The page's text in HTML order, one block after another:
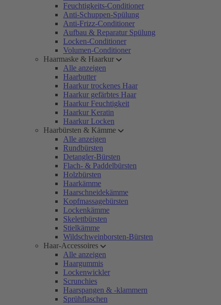
Feuchtigkeits-Conditioner
Anti-Schuppen-Spülung
Anti-Frizz-Conditioner
Aufbau & Reparatur Spülung
Locken-Conditioner
Volumen-Conditioner
Haarmaske & Haarkur
Alle anzeigen
Haarbutter
Haarkur trockenes Haar
Haarkur gefärbtes Haar
Haarkur Feuchtigkeit
Haarkur Keratin
Haarkur Locken
Haarbürsten & Kämme
Alle anzeigen
Rundbürsten
Detangler-Bürsten
Flach- & Paddelbürsten
Holzbürsten
Haarkämme
Haarschneidekämme
Kopfmassagebürsten
Lockenkämme
Skelettbürsten
Stielkämme
Wildschweinborsten-Bürsten
Haar-Accessoires
Alle anzeigen
Haargummis
Lockenwickler
Scrunchies
Haarspangen & -klammern
Sprühflaschen